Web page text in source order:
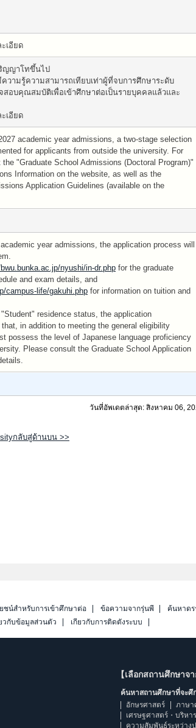
เอียด
ญญาโทขึ้นไป
วามรู้ความสามารถเทียบเท่าผู้ที่จบการศึกษาระดับ
อบคุณสมบัติเพื่อเข้าศึกษาต่อเป็นรายบุคคลแล้วและ
เอียด
academic year admissions, a two-stage selection
for applicants from outside the university. For
"Graduate School Admissions (Doctoral Program)"
Information on the website, as well as the
Application Guidelines (available on the
year admissions, the application process will
nyushi/in-dr.php for the graduate
and exam details, and
campus-life/gakuhi.php for information on tuition and
residence status, the application
in addition to meeting the general eligibility
possess the level of Japanese language proficiency
Please consult the Graduate School Application
วันที่อัพเดตล่าสุด: สิงหาคม 06,
กลับสู่ด้านบน >>
ชน์สำหรับการเข้าศึกษาต่อ ข้อความจากรุ่นพี่
ค้นหาด
วกับข้อมูลส่วนตัว
เกี่ยวกับการติดตั้งระบบ
【เลือกสถานศึกษาจ
ค้นหาสถานศึกษาที่จะศึ
อักษรศาสตร์
ภาษา
เศรษฐศาสตร์・บริห
ความสัมพันธ์ระหว่าง